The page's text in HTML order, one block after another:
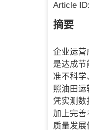
Article ID:
摘要
企业运营
是达成
准不科
照油田
凭实测数
加上完善
质量发